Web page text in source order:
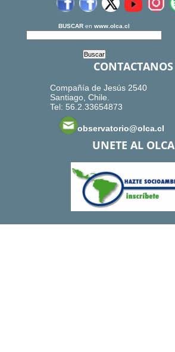
BUSCAR en www.olca.cl
CONTACTANOS
Compañía de Jesús 2540
Santiago, Chile.
Tel: 56.2.33654873
observatorio@olca.cl
UNETE AL OLCA